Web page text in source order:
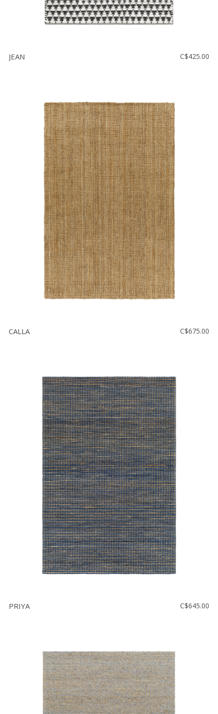
JEAN C$425.00
CALLA C$675.00
PRIYA C$645.00